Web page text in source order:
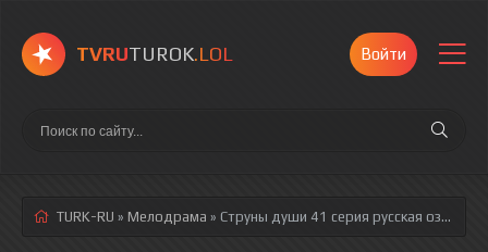
TVRUTUROK.LOL Войти
TURK-RU » Мелодрама » Струны души 41 серия русская озвучка полностью смотреть онлайн!